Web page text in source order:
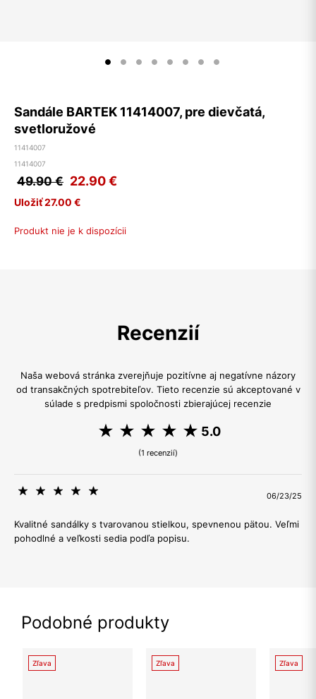
Sandále BARTEK 11414007, pre dievčatá,
svetloružové
11414007
11414007
49.90 € 22.90€
Uložiť 27.00 €
Produkt nie je k dispozícii
Recenzií
Naša webová stránka zverejňuje pozitívne aj negatívne názory
od transakčných spotrebiteľov. Tieto recenzie sú akceptované v
súlade s predpismi spoločnosti zbierajúcej recenzie
5.0
(1 recenzií)
06/23/25
Kvalitné sandálky s tvarovanou stielkou, spevnenou pätou. Veľmi
pohodlné a veľkosti sedia podľa popisu.
Podobné produkty
Zľava Zľava Zľava